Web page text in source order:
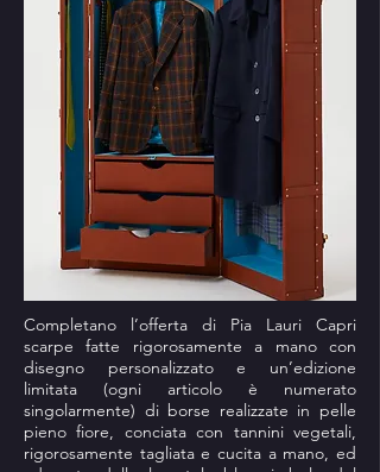
Completano l’offerta di Pia Lauri Capri
scarpe fatte rigorosamente a mano con
disegno personalizzato e un’edizione
limitata (ogni articolo è numerato
singolarmente) di borse realizzate in pelle
pieno fiore, conciata con tannini vegetali,
rigorosamente tagliata e cucita a mano, ed